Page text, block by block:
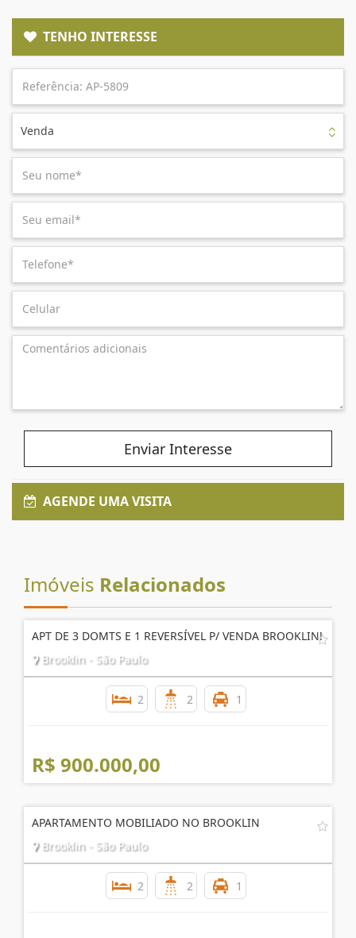
TENHO INTERESSE
Venda
Enviar Interesse
ImóveisRelacionados
APT DE 3 DOMTS E 1 REVERSÍVEL P/ VENDA BROOKLIN!
2
R$ 900.000,00
APARTAMENTO MOBILIADO NO BROOKLIN